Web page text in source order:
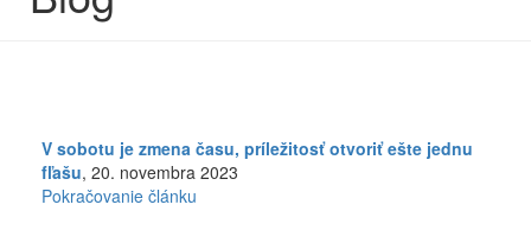
V sobotu je zmena času, príležitosť otvoriť ešte jednu
fľašu, 20. novembra 2023
Pokračovanie článku